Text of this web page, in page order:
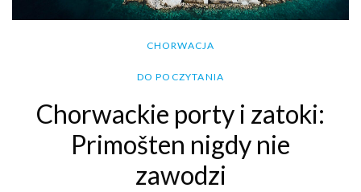
CHORWACJA
DO POCZYTANIA
Chorwackie porty i zatoki:
Primošten nigdy nie
zawodzi